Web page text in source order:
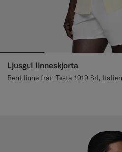
Ljusgul linneskjorta
Rent linne från Testa 1919 Srl, Italien